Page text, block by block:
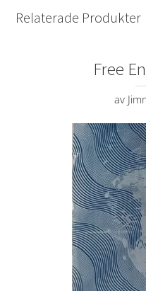
Relaterade Produkter
Free
av